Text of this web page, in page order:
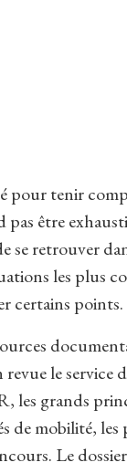
pour tenir
être
se retrouver
les plus
certains points.
le service
les grands
de mobilité, les
Le